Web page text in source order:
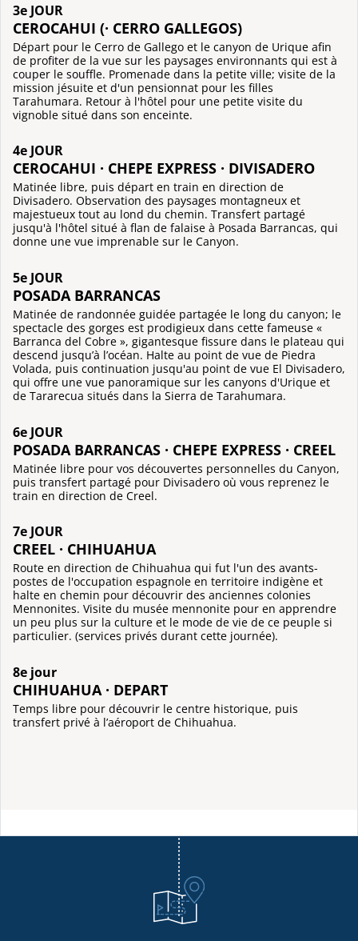
3e JOUR
CEROCAHUI (· CERRO GALLEGOS)
Départ pour le Cerro de Gallego et le canyon de Urique afin
de profiter de la vue sur les paysages environnants qui est à
couper le souffle. Promenade dans la petite ville; visite de la
mission jésuite et d'un pensionnat pour les filles
Tarahumara. Retour à l'hôtel pour une petite visite du
vignoble situé dans son enceinte.
4e JOUR
CEROCAHUI · CHEPE EXPRESS · DIVISADERO
Matinée libre, puis départ en train en direction de
Divisadero. Observation des paysages montagneux et
majestueux tout au lond du chemin. Transfert partagé
jusqu'à l'hôtel situé à flan de falaise à Posada Barrancas, qui
donne une vue imprenable sur le Canyon.
5e JOUR
POSADA BARRANCAS
Matinée de randonnée guidée partagée le long du canyon; le
spectacle des gorges est prodigieux dans cette fameuse «
Barranca del Cobre », gigantesque fissure dans le plateau qui
descend jusqu’à l’océan. Halte au point de vue de Piedra
Volada, puis continuation jusqu'au point de vue El Divisadero,
qui offre une vue panoramique sur les canyons d'Urique et
de Tararecua situés dans la Sierra de Tarahumara.
6e JOUR
POSADA BARRANCAS · CHEPE EXPRESS · CREEL
Matinée libre pour vos découvertes personnelles du Canyon,
puis transfert partagé pour Divisadero où vous reprenez le
train en direction de Creel.
7e JOUR
CREEL · CHIHUAHUA
Route en direction de Chihuahua qui fut l'un des avants-
postes de l'occupation espagnole en territoire indigène et
halte en chemin pour découvrir des anciennes colonies
Mennonites. Visite du musée mennonite pour en apprendre
un peu plus sur la culture et le mode de vie de ce peuple si
particulier. (services privés durant cette journée).
8e jour
CHIHUAHUA · DEPART
Temps libre pour découvrir le centre historique, puis
transfert privé à l’aéroport de Chihuahua.